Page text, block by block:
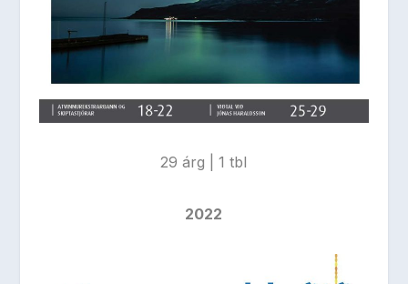
29 árg | 1 tbl
2022